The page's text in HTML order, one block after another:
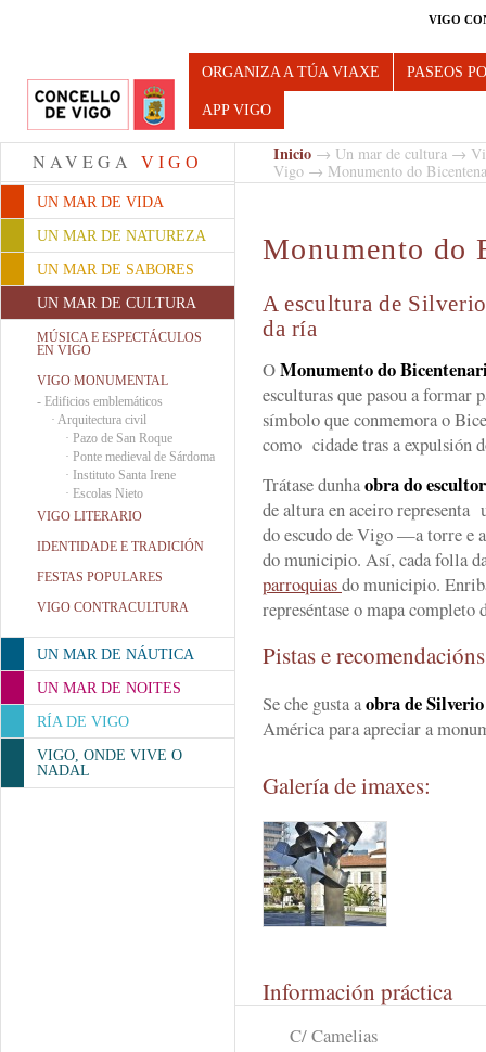
VIGO
Turismo de Vigo
ORGANIZA A TÚA VIAXE PASEOS
APP VIGO
NAVEGA VIGO
UN MAR DE VIDA
UN MAR DE NATUREZA
UN MAR DE SABORES
UN MAR DE CULTURA
MÚSICA E ESPECTÁCULOS
EN VIGO
VIGO MONUMENTAL
- Edificios emblemáticos
· Arquitectura civil
· Pazo de San Roque
· Ponte medieval de Sárdoma
· Instituto Santa Irene
· Escolas Nieto
VIGO LITERARIO
IDENTIDADE E TRADICIÓN
FESTAS POPULARES
VIGO CONTRACULTURA
UN MAR DE NÁUTICA
UN MAR DE NOITES
RÍA DE VIGO
VIGO, ONDE VIVE O
NADAL
Inicio → Un mar de cultura →
Vigo → Monumento do
Monumento do
A escultura de
da ría
OMonumento do
esculturas que pasou a formar
símbolo que conmemora o
como cidade tras a expulsión
Trátase dunhaobra do
de altura en aceiro
do escudo de Vigo —a torre
do municipio. Así, cada folla
parroquiasdo municipio.
represéntase o mapa
Pistas e
Se che gusta aobra de
América para apreciar a
Galería de imaxes:
Información práctica
C/ Camelias